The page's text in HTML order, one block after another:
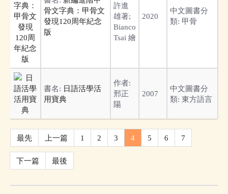
骨文字典：甲骨文
發現120周年紀念
版
許進
雄著;
Bianco
Tsai 繪
2020
中文圖書分
類: 甲骨
書名: 日語活學活
用寶典
作者:
邢正
陽
2007
中文圖書分
類: 東方語言
最先 上一篇 1 2 3 4 5 6 7
下一篇 最後